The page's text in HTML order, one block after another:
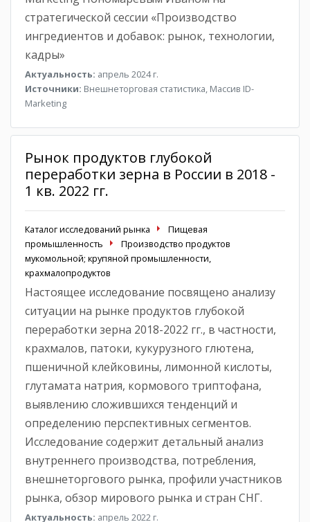
стратегической сессии «Производство
ингредиентов и добавок: рынок, технологии,
кадры»
Актуальность: апрель 2024 г.
Источники: Внешнеторговая статистика, Массив ID-
Marketing
Рынок продуктов глубокой
переработки зерна в России в 2018 -
1 кв. 2022 гг.
Каталог исследований рынка
Пищевая
промышленность
Производство продуктов
мукомольной; крупяной промышленности,
крахмалопродуктов
Настоящее исследование посвящено анализу
ситуации на рынке продуктов глубокой
переработки зерна 2018-2022 гг., в частности,
крахмалов, патоки, кукурузного глютена,
пшеничной клейковины, лимонной кислоты,
глутамата натрия, кормового триптофана,
выявлению сложившихся тенденций и
определению перспективных сегментов.
Исследование содержит детальный анализ
внутреннего производства, потребления,
внешнеторгового рынка, профили участников
рынка, обзор мирового рынка и стран СНГ.
Актуальность: апрель 2022 г.